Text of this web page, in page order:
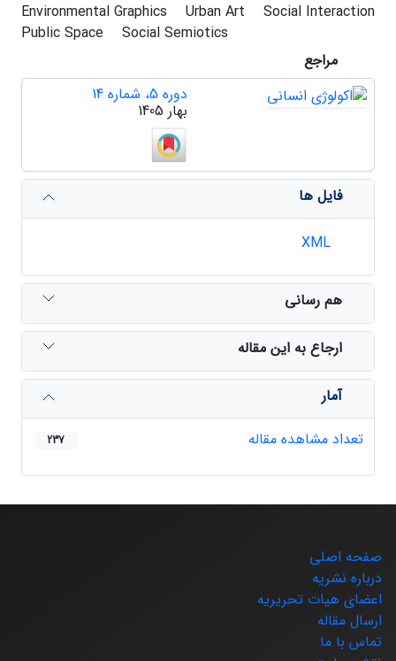
Environmental Graphics Urban Art
Social Interaction
Public Space
Social Semiotics
مراجع
دوره 5، شماره 14
بهار 1405
فایل ها
هم رسانی
ارجاع به این مقاله
آمار
تعداد مشاهده مقاله
237
صفحه اصلی
درباره نشریه
اعضای هیات تحریریه
ارسال مقاله
تماس با ما